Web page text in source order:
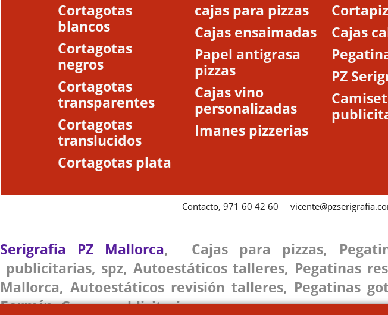
Cortagotas
blancos
Cortagotas
negros
Cortagotas
transparentes
Cortagotas
translucidos
Cortagotas plata
cajas para pizzas
Cajas ensaimadas
Papel antigrasa
pizzas
Cajas vino
personalizadas
Imanes pizzerias
Cajas
PZ
Contacto, 971 60 42 60
Serigrafia PZ Mallorca, Cajas para pizzas,
publicitarias, spz, Autoestáticos talleres, Pegatinas
Mallorca, Autoestáticos revisión talleres, Pegatinas
Fermín,Gorras publicitarias